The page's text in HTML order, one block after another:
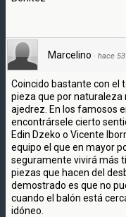
Marcelino · hace
Coincido bastante con el
pieza que por naturaleza
ajedrez. En los famosos
encontrársele cierto
Edin Dzeko o Vicente
equipo el que en mayor
seguramente vivirá más
piezas que hacen del
demostrado es que no
cuando el balón está
idóneo.